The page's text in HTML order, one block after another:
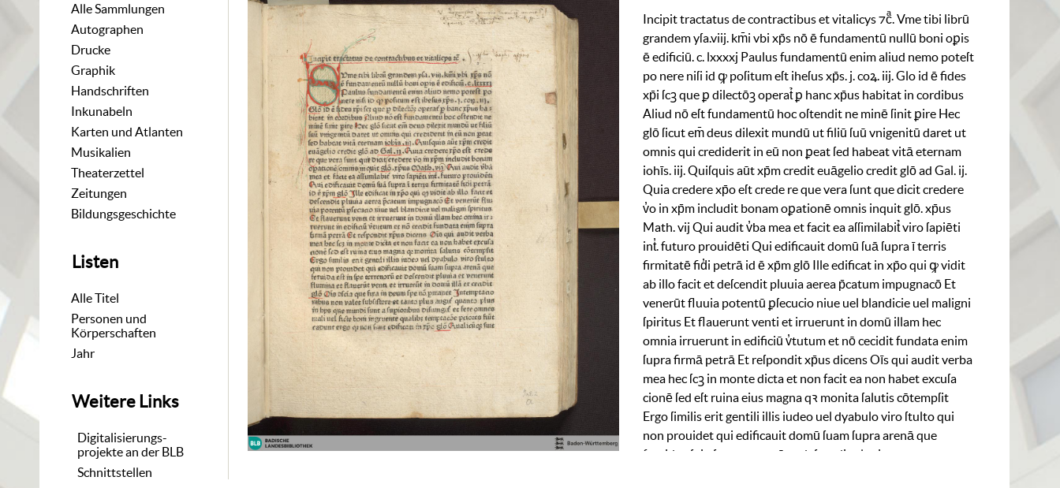
Alle Sammlungen
Autographen
Drucke
Graphik
Handschriften
Inkunabeln
Karten und Atlanten
Musikalien
Theaterzettel
Zeitungen
Bildungsgeschichte
Listen
Alle Titel
Personen und
Körperschaften
Jahr
Weitere Links
Digitalisierungs-
projekte an der BLB
Schnittstellen
Incipittractatusdecontractibusetvitalicys⁊cͣ.Vmetibi librū
grandemyſa.viij. km̄i vbi xp̄s nōēfundamentū nullū boni oꝑis
ēedificiū.c. lxxxxj Paulusfundamentū enimaliud nemo poteſt
po nere niſi id ꝙ poſitumeſt iheſusxp̄s. j.coꝝ. iij.Glo id ēfides
xp̄i ſcꝫ que ꝑ dilectōꝫ operat̉ꝑ hancxp̄us ha­bitat in cordibus
Aliud nōeſtfundamentū hocoſtendit ne minē ſinit ꝑire Hec
glō ſicutem̄deusdilexit mundū utfiliū ſuū vnigenitū daret ut
omnisqui crediderit in eū non ꝑeat ſed habeatvitā eternam
iohīs. iij.Quiſquisaūtxp̄mcrediteuāgeliocreditglōad Gal. ij.
Quiacrederexp̄oeſtcrede requevera ſuntquedicitcredere
v̓o in xp̄m includit bonamoꝑationēomnis inquitglō.xp̄us
Math.vij Qui auditv̓ba meaetfaciteaaſſimilabit̉viro ſapiēti
int̓.futuro prouidēti Qui edificauitdomū ſuā ſupraīterris
firmitatēfid̓i petrā id ēxp̄mglō Illeedificat in xp̄oqui ꝙvidit
ab illofacitetdeſcendit pluuiaaerea p̄catum impugnacō Et
venerūtflu­uia potentū ꝑſecucio niue uel blandicie uel maligni
ſpiritus Etflaueruntventi et irruerunt in domū illam hec
omnia ir­ruerunt in edificiū v̓tutumet nōceciditfundataenim
ſuprafirmā petrā Et reſponditxp̄usdicensOīsqui auditverba
mea hec ſcꝫ in montedictaet non facitea non habetexcuſa
cionē ſed eſt ruinaeius magnaqꝛ monita ſalutiscōtempſit
Ergo ſimiliseritgentili illis iudeo uel dyabuloviro ſtultoqui
non prouidetqui edificauitdomū ſuam ſupraarenā que
feruida
eſt in ſpe terrenorū deſcendit pluuia